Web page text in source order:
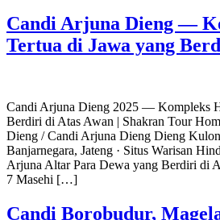
Candi Arjuna Dieng —
Tertua di Jawa yang
Candi Arjuna Dieng 2025 — Kompleks
Berdiri di Atas Awan | Shakran Tour
Dieng / Candi Arjuna Dieng Dieng
Banjarnegara, Jateng · Situs Warisan
Arjuna Altar Para Dewa yang Berdiri di
7 Masehi […]
Candi Borobudur,